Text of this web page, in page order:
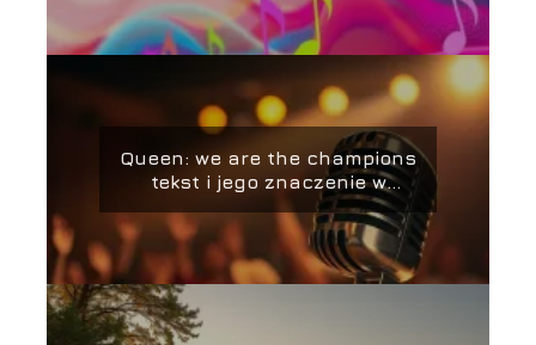
Queen: we are the champions
tekst i jego znaczenie w